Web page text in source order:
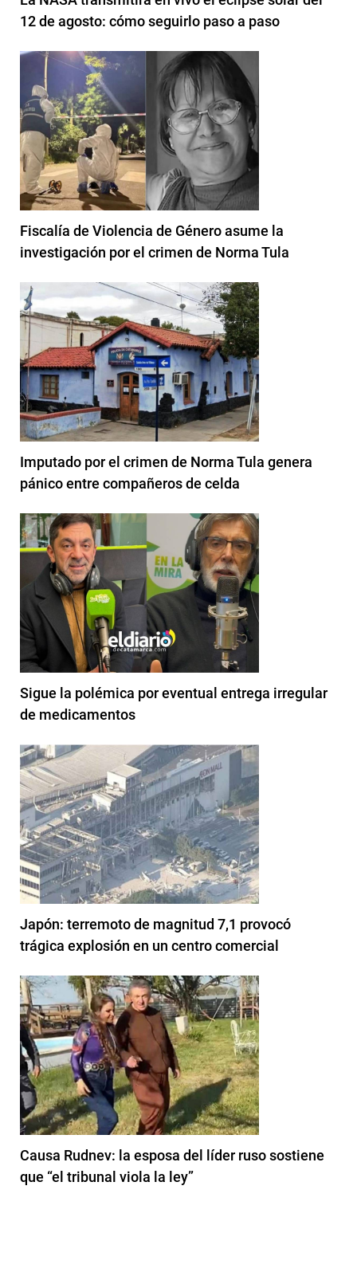
12 de agosto: cómo seguirlo paso a paso
Fiscalía de Violencia de Género asume la
investigación por el crimen de Norma Tula
Imputado por el crimen de Norma Tula genera
pánico entre compañeros de celda
Sigue la polémica por eventual entrega irregular
de medicamentos
Japón: terremoto de magnitud 7,1 provocó
trágica explosión en un centro comercial
Causa Rudnev: la esposa del líder ruso sostiene
que “el tribunal viola la ley”